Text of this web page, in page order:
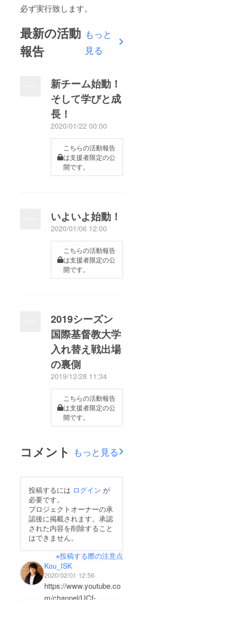
必ず実行致します。
最新の活動
報告
もっと
見る
新チーム始動！
そして学びと成
長！
2020/01/22 00:00
こちらの活動報告
は支援者限定の公
開です。
いよいよ始動！
2020/01/06 12:00
こちらの活動報告
は支援者限定の公
開です。
2019シーズン
国際基督教大学
入れ替え戦出場
の裏側
2019/12/28 11:34
こちらの活動報告
は支援者限定の公
開です。
コメント もっと見る
投稿するには ログイン が
必要です。
プロジェクトオーナーの承
認後に掲載されます。承認
された内容を削除すること
はできません。
※投稿する際の注意点
Kou_ISK
2020/02/01 12:56
https://www.youtube.co
m/channel/UCf-